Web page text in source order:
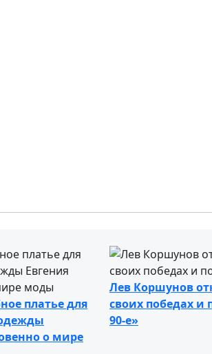
платье для
о мире
Лев Коршунов
своих победах и
90-е»